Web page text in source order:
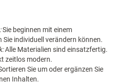
Sie beginnen mit einem
individuell verändern können.
Alle Materialien sind einsatzfertig.
zeitlos modern.
Sie um oder ergänzen Sie
Inhalten.